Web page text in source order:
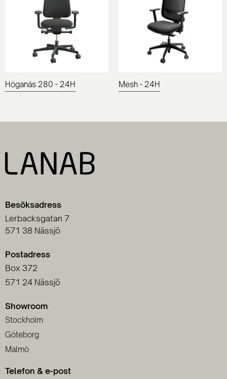
Höganäs 280 - 24H Mesh - 24H
Besöksadress
Lerbacksgatan 7
571 38 Nässjö
Postadress
Box 372
571 24 Nässjö
Showroom
Stockholm
Göteborg
Malmö
Telefon & e-post